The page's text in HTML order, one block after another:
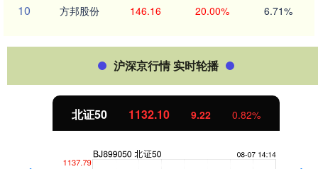
10 方邦股份 146.16 20.00% 6.71%
沪深京行情 实时轮播
北证50 1132.12 9.25 0.82%